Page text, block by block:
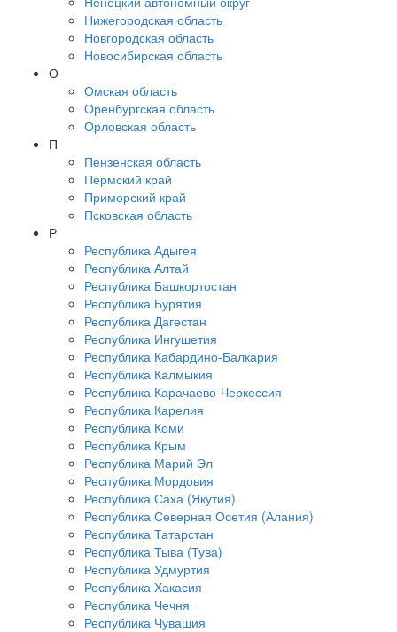
Нижегородская область
Новгородская область
Новосибирская область
О
Омская область
Оренбургская область
Орловская область
П
Пензенская область
Пермский край
Приморский край
Псковская область
Р
Республика Адыгея
Республика Алтай
Республика Башкортостан
Республика Бурятия
Республика Дагестан
Республика Ингушетия
Республика Кабардино-Балкария
Республика Калмыкия
Республика Карачаево-Черкессия
Республика Карелия
Республика Коми
Республика Крым
Республика Марий Эл
Республика Мордовия
Республика Саха (Якутия)
Республика Северная Осетия (Алания)
Республика Татарстан
Республика Тыва (Тува)
Республика Удмуртия
Республика Хакасия
Республика Чечня
Республика Чувашия